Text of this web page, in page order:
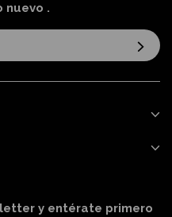
nuevo .
y entérate primero